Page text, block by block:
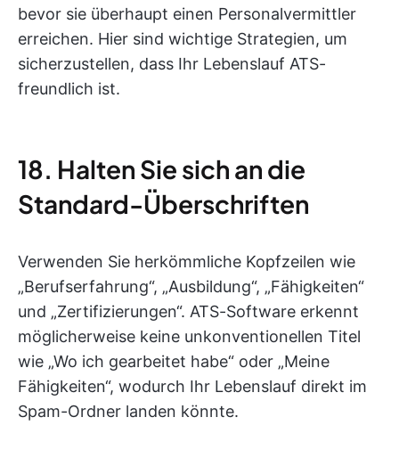
bevor sie überhaupt einen Personalvermittler
erreichen. Hier sind wichtige Strategien, um
sicherzustellen, dass Ihr Lebenslauf ATS-
freundlich ist.
18. Halten Sie sich an die
Standard-Überschriften
Verwenden Sie herkömmliche Kopfzeilen wie
„Berufserfahrung“, „Ausbildung“, „Fähigkeiten“
und „Zertifizierungen“. ATS-Software erkennt
möglicherweise keine unkonventionellen Titel
wie „Wo ich gearbeitet habe“ oder „Meine
Fähigkeiten“, wodurch Ihr Lebenslauf direkt im
Spam-Ordner landen könnte.